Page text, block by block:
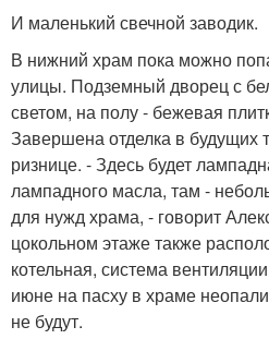
И маленький свечной заводик.
В нижний храм пока можно
улицы. Подземный дворец с
светом, на полу - бежевая
Завершена отделка в будущих
ризнице. - Здесь будет
лампадного масла, там -
для нужд храма, - говорит
цокольном этаже также
котельная, система
июне на пасху в храме
не будут.